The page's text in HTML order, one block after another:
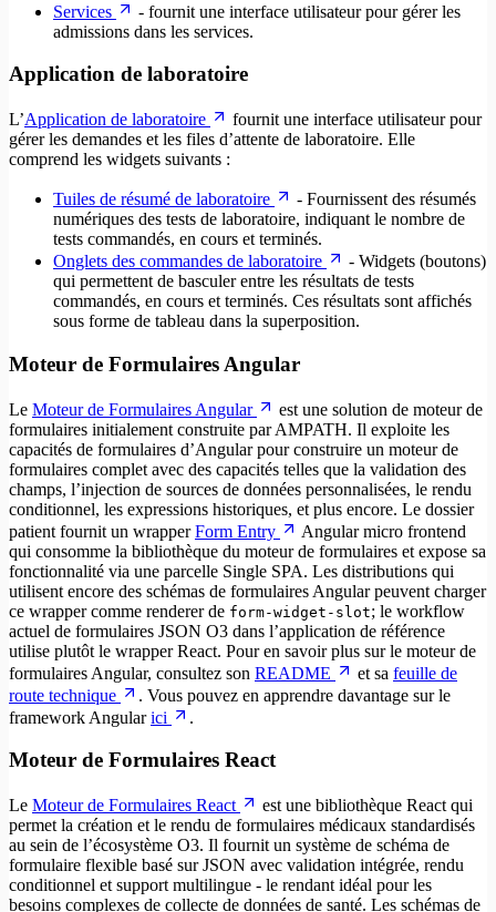
Services
- fournit une interface utilisateur pour gérer les
admissions dans les services.
Application de laboratoire
L’Application de laboratoire
fournit une interface utilisateur pour
gérer les demandes et les files d’attente de laboratoire. Elle
comprend les widgets suivants :
Tuiles de résumé de laboratoire
- Fournissent des résumés
numériques des tests de laboratoire, indiquant le nombre de
tests commandés, en cours et terminés.
Onglets des commandes de laboratoire
- Widgets (boutons)
qui permettent de basculer entre les résultats de tests
commandés, en cours et terminés. Ces résultats sont affichés
sous forme de tableau dans la superposition.
Moteur de Formulaires Angular
Le Moteur de Formulaires Angular
est une solution de moteur de
formulaires initialement construite par AMPATH. Il exploite les
capacités de formulaires d’Angular pour construire un moteur de
formulaires complet avec des capacités telles que la validation des
champs, l’injection de sources de données personnalisées, le rendu
conditionnel, les expressions historiques, et plus encore. Le dossier
patient fournit un wrapperForm Entry
Angular micro frontend
qui consomme la bibliothèque du moteur de formulaires et expose sa
fonctionnalité via une parcelle Single SPA. Les distributions qui
utilisent encore des schémas de formulaires Angular peuvent charger
ce wrapper comme renderer de form-widget-slot; le workflow
actuel de formulaires JSON O3 dans l’application de référence
utilise plutôt le wrapper React. Pour en savoir plus sur le moteur de
formulaires Angular, consultez son README et sa feuille de
route technique
. Vous pouvez en apprendre davantage sur le
framework Angularici .
Moteur de Formulaires React
Le Moteur de Formulaires React
est une bibliothèque React qui
permet la création et le rendu de formulaires médicaux standardisés
au sein de l’écosystème O3. Il fournit un système de schéma de
formulaire flexible basé sur JSON avec validation intégrée, rendu
conditionnel et support multilingue - le rendant idéal pour les
besoins complexes de collecte de données de santé. Les schémas de